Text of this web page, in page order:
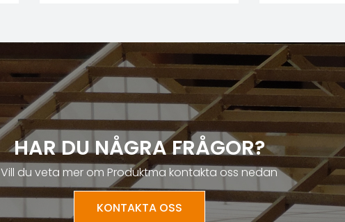
HAR DU NÅGRA FRÅGOR?
Vill du veta mer om Produktma kontakta oss nedan
KONTAKTA OSS